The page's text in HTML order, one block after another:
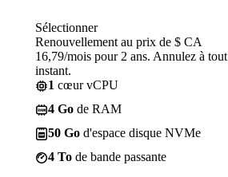
Sélectionner
Renouvellement au prix de $ CA
16,79/mois pour 2 ans. Annulez à tout
instant.
1 cœur vCPU
4 Go de RAM
50 Go d'espace disque NVMe
4 To de bande passante